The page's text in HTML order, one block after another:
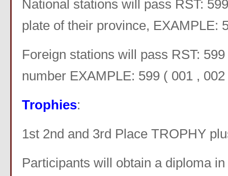
National stations will pass RST:
plate of their province, EXAMPLE:
Foreign stations will pass RST:
number EXAMPLE: 599 ( 001 ,
Trophies:
1st 2nd and 3rd Place TROPHY
Participants will obtain a diploma